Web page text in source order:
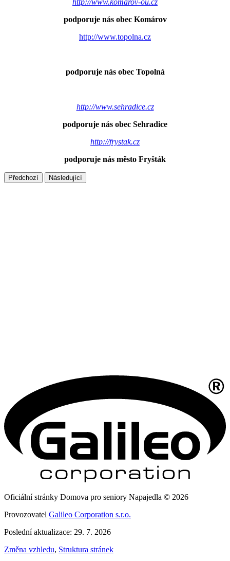
http://www.komarov-ou.cz
podporuje nás obec Komárov
http://www.topolna.cz
podporuje nás obec Topolná
http://www.sehradice.cz
podporuje nás obec Sehradice
http://frystak.cz
podporuje nás město Fryšták
Předchozí Následující
Oficiální stránky Domova pro seniory Napajedla © 2026
Provozovatel Galileo Corporation s.r.o.
Poslední aktualizace: 29. 7. 2026
Změna vzhledu, Struktura stránek